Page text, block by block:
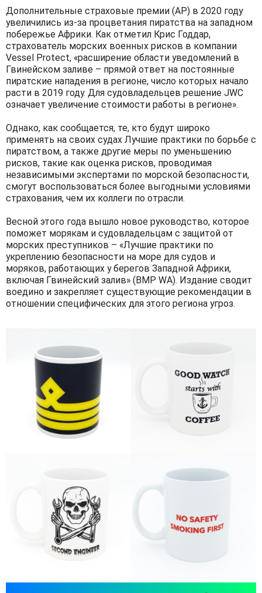
Дополнительные страховые премии (AP) в 2020 году
увеличились из-за процветания пиратства на западном
побережье Африки. Как отметил Крис Годдар,
страхователь морских военных рисков в компании
Vessel Protect, «расширение области уведомлений в
Гвинейском заливе – прямой ответ на постоянные
пиратские нападения в регионе, число которых начало
расти в 2019 году. Для судовладельцев решение JWC
означает увеличение стоимости работы в регионе».
Однако, как сообщается, те, кто будут широко
применять на своих судах Лучшие практики по борьбе с
пиратством, а также другие меры по уменьшению
рисков, такие как оценка рисков, проводимая
независимыми экспертами по морской безопасности,
смогут воспользоваться более выгодными условиями
страхования, чем их коллеги по отрасли.
Весной этого года вышло новое руководство, которое
поможет морякам и судовладельцам с защитой от
морских преступников – «Лучшие практики по
укреплению безопасности на море для судов и
моряков, работающих у берегов Западной Африки,
включая Гвинейский залив» (BMP WA). Издание сводит
воедино и закрепляет существующие рекомендации в
отношении специфических для этого региона угроз.